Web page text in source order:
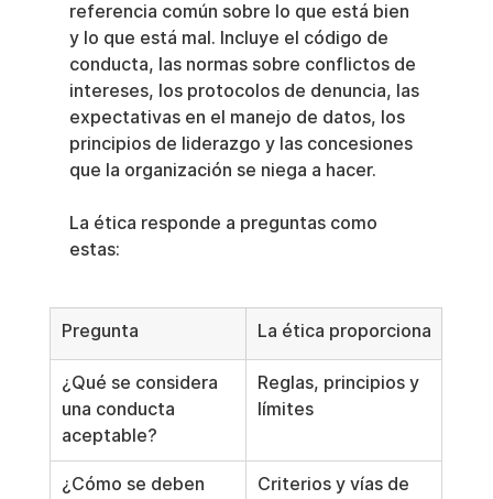
referencia común sobre lo que está bien
y lo que está mal. Incluye el código de
conducta, las normas sobre conflictos de
intereses, los protocolos de denuncia, las
expectativas en el manejo de datos, los
principios de liderazgo y las concesiones
que la organización se niega a hacer.
La ética responde a preguntas como
estas:
Pregunta La ética proporciona
¿Qué se considera
una conducta
aceptable?
Reglas, principios y
límites
¿Cómo se deben
Criterios y vías de